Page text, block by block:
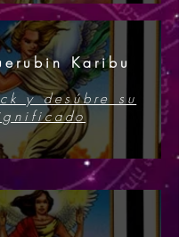
Karibu
y desúbre su